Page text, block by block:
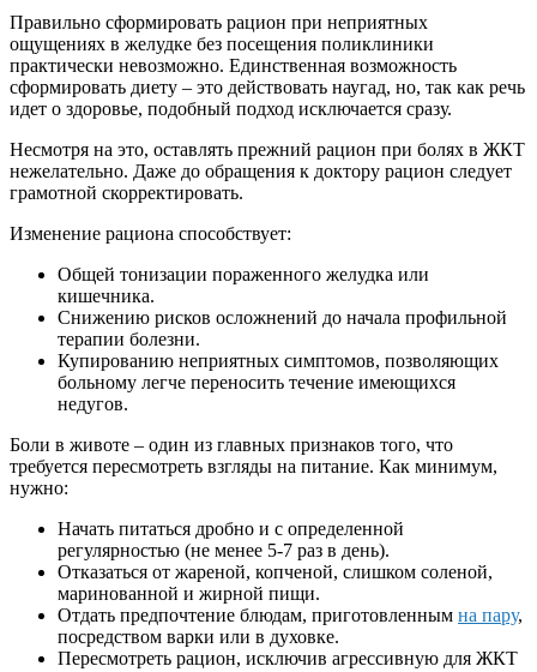
Правильно сформировать рацион при неприятных
ощущениях в желудке без посещения поликлиники
практически невозможно. Единственная возможность
сформировать диету – это действовать наугад, но, так как речь
идет о здоровье, подобный подход исключается сразу.
Несмотря на это, оставлять прежний рацион при болях в ЖКТ
нежелательно. Даже до обращения к доктору рацион следует
грамотной скорректировать.
Изменение рациона способствует:
Общей тонизации пораженного желудка или
кишечника.
Снижению рисков осложнений до начала профильной
терапии болезни.
Купированию неприятных симптомов, позволяющих
больному легче переносить течение имеющихся
недугов.
Боли в животе – один из главных признаков того, что
требуется пересмотреть взгляды на питание. Как минимум,
нужно:
Начать питаться дробно и с определенной
регулярностью (не менее 5-7 раз в день).
Отказаться от жареной, копченой, слишком соленой,
маринованной и жирной пищи.
Отдать предпочтение блюдам, приготовленным на пару,
посредством варки или в духовке.
Пересмотреть рацион, исключив агрессивную для ЖКТ